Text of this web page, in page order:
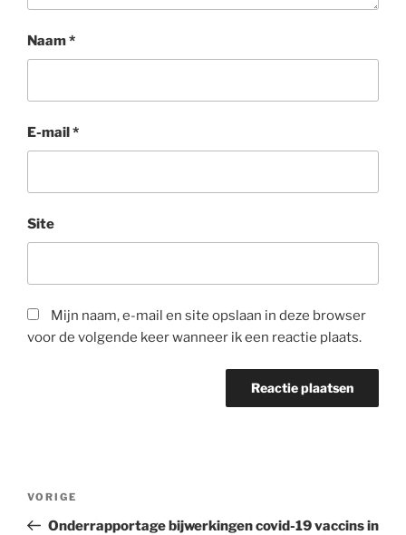
Naam*
E-mail*
Site
Mijn naam, e-mail en site opslaan in deze browser
voor de volgende keer wanneer ik een reactie plaats.
Vorig
bericht
VORIGE
Onderrapportage bijwerkingen covid-19 vaccins in